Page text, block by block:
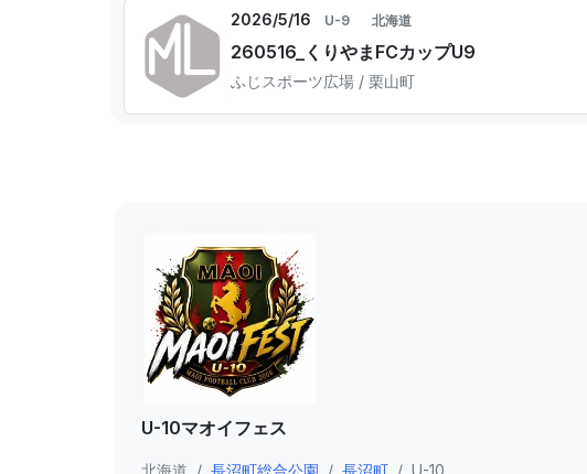
2026/5/16 U-9 北海道
260516_くりやまFCカップU9
ふじスポーツ広場 / 栗山町
U-10マオイフェス
北海道 / 長沼町総合公園 / 長沼町 / U-10